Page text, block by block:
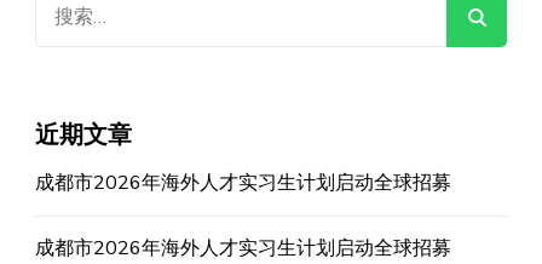
索：
近期文章
成都市2026年海外人才实习生计划启动全球招募
成都市2026年海外人才实习生计划启动全球招募